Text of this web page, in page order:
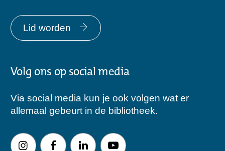
Lid worden
Volg ons op social media
Via social media kun je ook volgen wat er
allemaal gebeurt in de bibliotheek.